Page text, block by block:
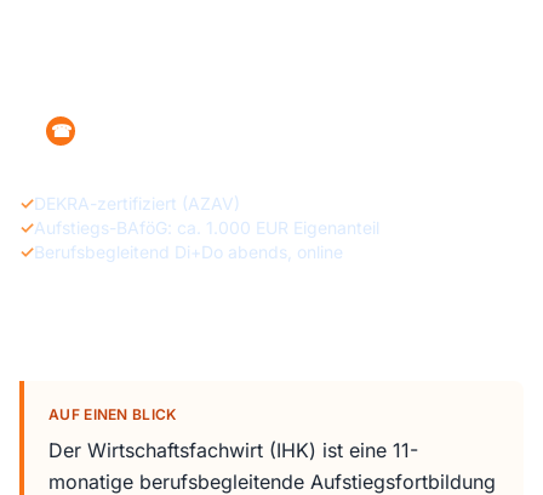
☎
✓DEKRA-zertifiziert (AZAV)
✓Aufstiegs-BAföG: ca. 1.000 EUR Eigenanteil
✓Berufsbegleitend Di+Do abends, online
AUF EINEN BLICK
Der Wirtschaftsfachwirt (IHK) ist eine 11-
monatige berufsbegleitende Aufstiegsfortbildung